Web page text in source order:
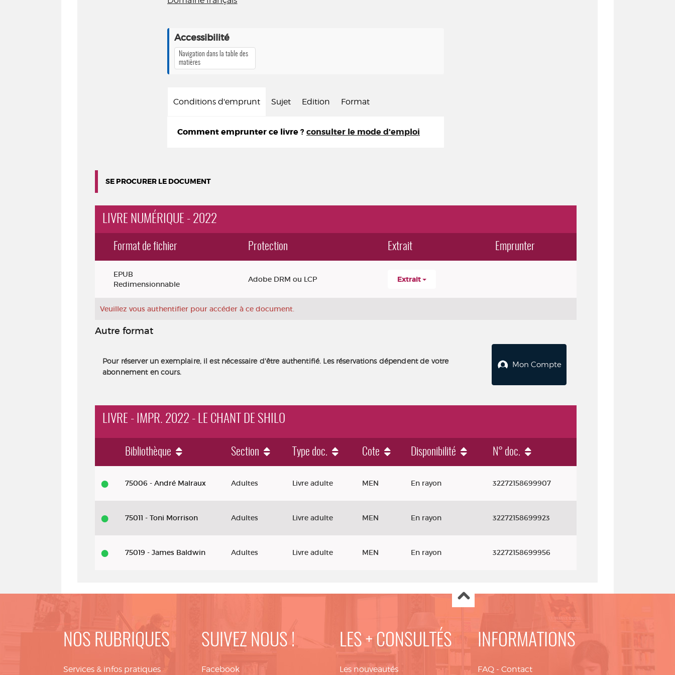
Accessibilité
Navigation dans la table des
matières
Conditions d'emprunt Sujet Edition Format
Comment emprunter ce livre ? consulter le mode d'emploi
SE PROCURER LE DOCUMENT
LIVRE NUMÉRIQUE - 2022
Format de fichier Protection Extrait Emprunter
EPUB
Redimensionnable
Adobe DRM ou LCP Extrait
Veuillez vous authentifier pour accéder à ce document.
Autre format
Pour réserver un exemplaire, il est nécessaire d'être authentifié. Les réservations dépendent de votre
abonnement en cours.
Mon Compte
LIVRE - IMPR. 2022 - LE CHANT DE SHILO
Bibliothèque Section Type doc. Cote Disponibilité N° doc.
75006 - André Malraux Adultes Livre adulte MEN En rayon 32272158699907
75011 - Toni Morrison Adultes Livre adulte MEN En rayon 32272158699923
75019 - James Baldwin Adultes Livre adulte MEN En rayon 32272158699956
NOS RUBRIQUES
Services & infos pratiques
SUIVEZ NOUS !
Facebook
LES + CONSULTÉS
Les nouveautés
INFORMATIONS
FAQ - Contact